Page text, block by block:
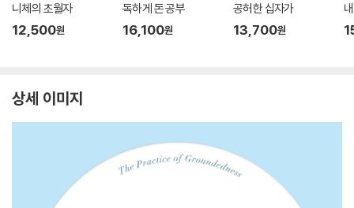
니체의 초월자
12,500원
독하게 돈 공부
16,100원
공허한 십자가
13,700원
상세 이미지